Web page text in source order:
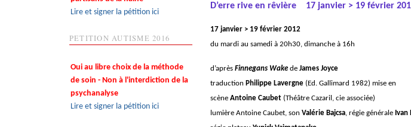
D’erre rive en rêvière 17 janvier > 19 février
17 janvier > 19 février 2012
du mardi au samedi à 20h30, dimanche à 16h
d’après Finnegans Wake de James Joyce
traduction Philippe Lavergne (Ed. Gallimard 1982) mise en
scène Antoine Caubet (Théâtre Cazaril, cie associée)
lumière Antoine Caubet, son Valérie Bajcsa, régie générale Ivan
Lire et signer la pétition ici
PETITION AUTISME 2016
Oui au libre choix de la méthode
de soin - Non à l'interdiction de la
psychanalyse
Lire et signer la pétition ici